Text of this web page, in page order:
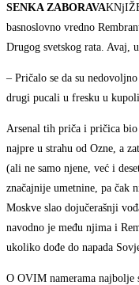
SENKA ZABORAVA
basnoslovno vredno
Drugog svetskog rata. Avaj,
– Pričalo se da su
drugi pucali u fresku u
Arsenal tih priča i pričica
najpre u strahu od Ozne, a
(ali ne samo njene, već i
značajnije umetnine, pa čak
Moskve slao dojučerašnji
navodno je među njima i
ukoliko dođe do napada
O OVIM namerama najbolje